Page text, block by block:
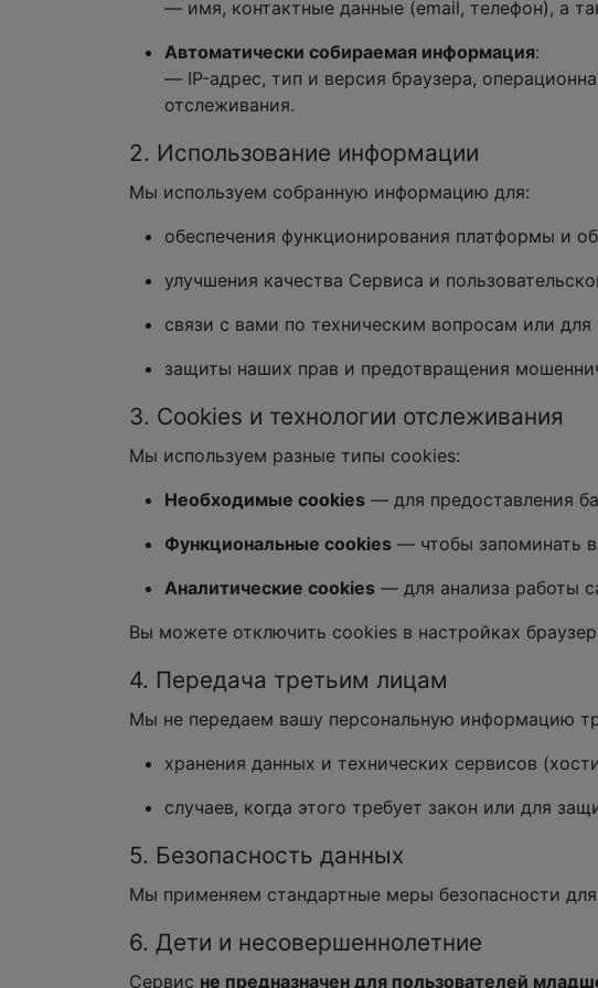
— имя, контактные данные (email, телефон), а
Автоматически собираемая информация:
— IP-адрес, тип и версия браузера,
отслеживания.
2. Использование информации
Мы используем собранную информацию для:
обеспечения функционирования платформы и
улучшения качества Сервиса и
связи с вами по техническим вопросам или
защиты наших прав и предотвращения
3. Cookies и технологии отслеживания
Мы используем разные типы cookies:
Необходимые cookies — для предоставления
Функциональные cookies — чтобы запоминать
Аналитические cookies — для анализа работы
Вы можете отключить cookies в настройках
4. Передача третьим лицам
Мы не передаем вашу персональную информацию
хранения данных и технических сервисов
случаев, когда этого требует закон или для
5. Безопасность данных
Мы применяем стандартные меры безопасности
6. Дети и несовершеннолетние
Сервис не предназначен для пользователей